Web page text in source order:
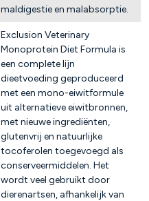
maldigestie en malabsorptie.
Exclusion Veterinary
Monoprotein Diet Formula is
een complete lijn
dieetvoeding geproduceerd
met een mono-eiwitformule
uit alternatieve eiwitbronnen,
met nieuwe ingrediënten,
glutenvrij en natuurlijke
tocoferolen toegevoegd als
conserveermiddelen. Het
wordt veel gebruikt door
dierenartsen, afhankelijk van